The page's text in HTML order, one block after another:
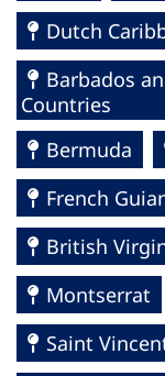
Dutch
Barbados
Countries
Bermuda
French
British
Montserrat
Saint